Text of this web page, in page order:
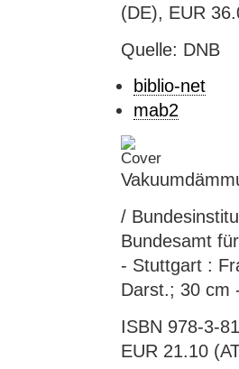
(DE), EUR
Quelle: DNB
biblio-net
mab2
/
Bundesamt
- Stuttgart :
Darst.; 30 cm
ISBN 978-3-
EUR 21.10